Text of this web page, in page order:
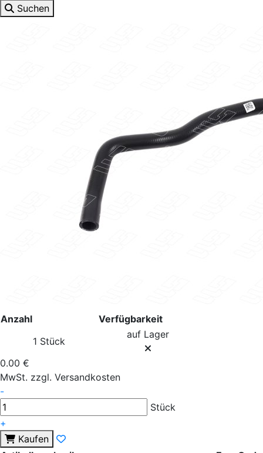
Suchen
Anzahl
Verfügbarkeit
1 Stück
auf Lager
0.00 €
MwSt. zzgl. Versandkosten
-
Stück
+
Kaufen